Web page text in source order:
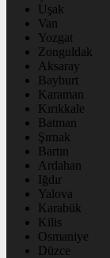
Uşak
Van
Yozgat
Zonguldak
Aksaray
Bayburt
Karaman
Kırıkkale
Batman
Şırnak
Bartın
Ardahan
Iğdır
Yalova
Karabük
Kilis
Osmaniye
Düzce